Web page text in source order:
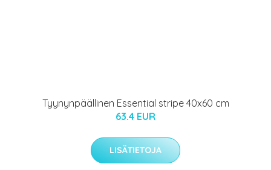
Tyynynpäällinen Essential stripe 40x60 cm
63.4 EUR
LISÄTIETOJA